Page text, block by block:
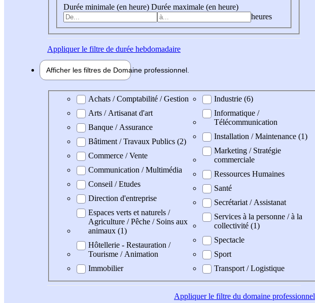
Durée minimale (en heure) Durée maximale (en heure)
heures
Appliquerle filtre de durée hebdomadaire
Afficher les filtres de Domaine professionnel
Domaine professionel
Achats / Comptabilité / Gestion
Arts / Artisanat d'art
Banque / Assurance
Bâtiment / Travaux Publics (2)
Commerce / Vente
Communication / Multimédia
Conseil / Etudes
Direction d'entreprise
Espaces verts et naturels /
Agriculture / Pêche / Soins aux
animaux (1)
Hôtellerie - Restauration /
Tourisme / Animation
Immobilier
Industrie (6)
Informatique /
Télécommunication
Installation / Maintenance (1)
Marketing / Stratégie
commerciale
Ressources Humaines
Santé
Secrétariat / Assistanat
Services à la personne / à la
collectivité (1)
Spectacle
Sport
Transport / Logistique
Appliquerle filtre du domaine professionnel